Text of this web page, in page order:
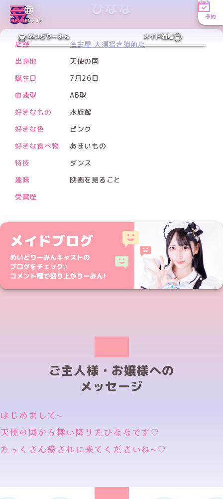
MENUEN／JP
予約
めいどりーみん メイド酒場
ひなな
PREV NEXT
Xアカウント
店舗
名古屋 大須招き猫前店
出身地
天使の国
誕生日
7月26日
血液型
AB型
好きなもの
水族館
好きな色
ピンク
好きな食べ物
あまいもの
特技
ダンス
趣味
映画を見ること
受賞歴
ご主人様・お嬢様への
メッセージ
はじめまして〜
天使の国から舞い降りたひななです♡
たっくさん癒されに来てくださいね〜♡